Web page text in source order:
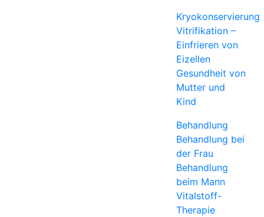
Kryokonservierung
Vitrifikation –
Einfrieren von
Eizellen
Gesundheit von
Mutter und
Kind
Behandlung
Behandlung bei
der Frau
Behandlung
beim Mann
Vitalstoff-
Therapie